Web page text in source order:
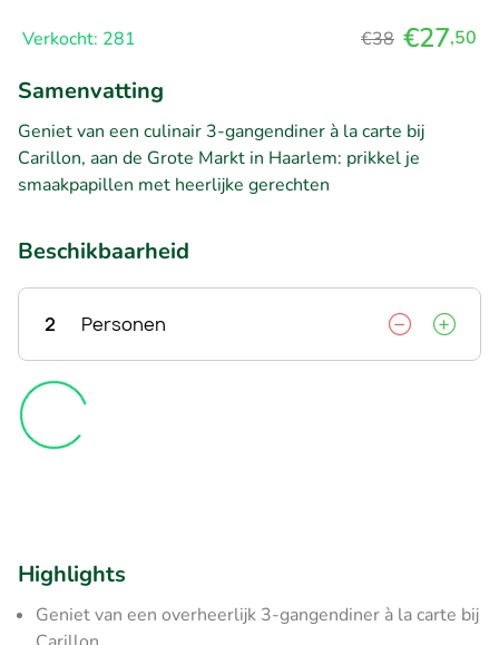
Verkocht: 281 €38 €27,50
Samenvatting
Geniet van een culinair 3-gangendiner à la carte bij
Carillon, aan de Grote Markt in Haarlem: prikkel je
smaakpapillen met heerlijke gerechten
Beschikbaarheid
2 Personen
Highlights
Geniet van een overheerlijk 3-gangendiner à la carte bij